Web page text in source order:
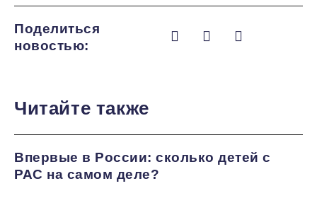
Поделиться
новостью:
Читайте также
Впервые в России: сколько детей с
РАС на самом деле?